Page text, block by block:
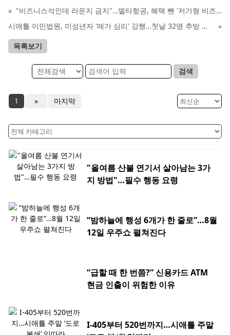
«
"비즈니스석인데 라운지 금지"…델타항공, 혜택 뺀 '저가형 비즈니스' 도입
시애틀 이민법원, 미성년자 '메가 심리' 강행…첫날 32명 추방 명령
»
목록보기
검색
1 » 마지막
"올여름 산불 연기서 살아남는 3가
지 방법"…필수 행동 요령
“밤하늘에 행성 6개가 한 줄로”…8월
12일 우주쇼 펼쳐진다
“급할 때 한 번쯤?” 신용카드 ATM
현금 인출이 위험한 이유
I-405부터 520번까지…시애틀 주말